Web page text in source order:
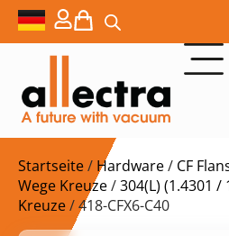
Startseite/ Hardware/ CF
Wege Kreuze/304(L) (1.4301 /
Kreuze/ 418-CFX6-C40